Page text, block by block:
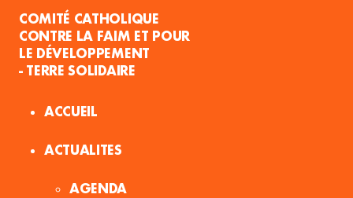
COMITÉ CATHOLIQUE
CONTRE LA FAIM ET POUR
LE DÉVELOPPEMENT
- TERRE SOLIDAIRE
ACCUEIL
ACTUALITES
AGENDA